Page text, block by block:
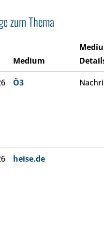
zum Thema
Medium
Ö3
heise.de